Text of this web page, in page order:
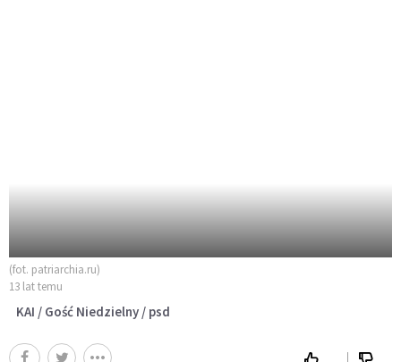
(fot. patriarchia.ru)
13 lat temu
KAI / Gość Niedzielny / psd